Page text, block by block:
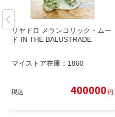
リヤドロ メランコリック・ムー
ド IN THE BALUSTRADE
マイストア在庫： 1860
税込 400000円